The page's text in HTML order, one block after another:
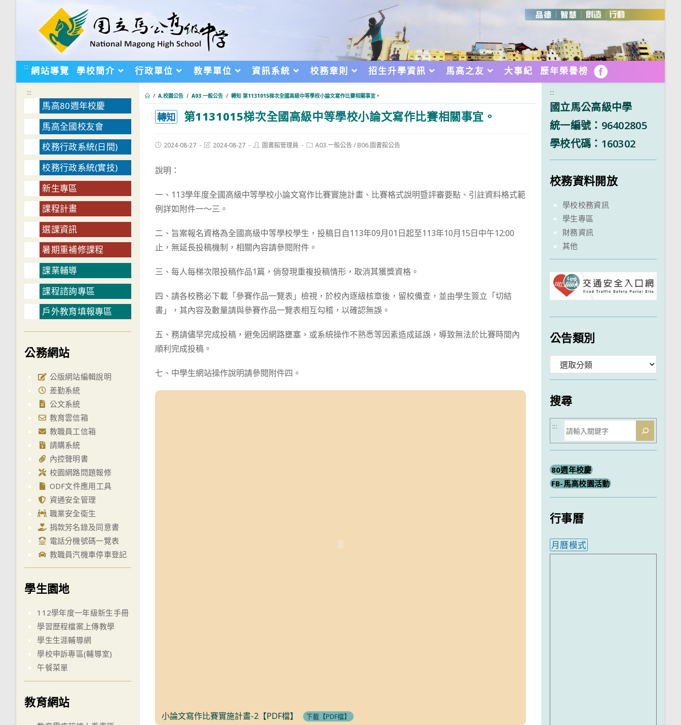
::: 網站導覽 學校簡介 行政單位 教學單位 資訊系統 校務章則 招生升學資訊 馬高之友 大事紀 歷年榮譽榜 FB
/ A.校園公告 / A03.一般公告 / 轉知 第1131015梯次全國高級中等學校小論文寫作比賽相關事宜。
轉知 第1131015梯次全國高級中等學校小論文寫作比賽相關事宜。
Post2024-08-27
Post2024-08-27
Post圖書館管理員
PostA03.一般公告/ B06.圖書館公告
說明：
一、113學年度全國高級中等學校小論文寫作比賽實施計畫、比賽格式說明暨評審要點、引註資料格式範
例詳如附件一～三。
二、旨案報名資格為全國高級中等學校學生，投稿日自113年09月01日起至113年10月15日中午12:00
止，無延長投稿機制，相關內容請參閱附件。
三、每人每梯次限投稿作品1篇，倘發現重複投稿情形，取消其獲獎資格。
四、請各校務必下載「參賽作品一覽表」檢視，於校內逐級核章後，留校備查，並由學生簽立「切結
書」，其內容及數量請與參賽作品一覽表相互勾稽，以確認無誤。
五、務請儘早完成投稿，避免因網路壅塞，或系統操作不熟悉等因素造成延誤，導致無法於比賽時間內
順利完成投稿。
七、中學生網站操作說明請參閱附件四。
小論文寫作比賽實施計畫-2【PDF檔】 下載【PDF檔】
:::
馬高80週年校慶
馬高全國校友會
校務行政系統(日間)
校務行政系統(實技)
新生專區
課程計畫
選課資訊
暑期重補修課程
課業輔導
課程諮詢專區
戶外教育填報專區
公務網站
公版網站編輯說明
差勤系統
公文系統
教育雲信箱
教職員工信箱
請購系統
內控聲明書
校園網路問題報修
ODF文件應用工具
資通安全管理
職業安全衛生
捐款芳名錄及同意書
電話分機號碼一覽表
教職員汽機車停車登記
學生園地
112學年度一年級新生手冊
學習歷程檔案上傳教學
學生生涯輔導網
學校申訴專區(輔導室)
午餐菜單
教育網站
:::
國立馬公高級中學
統一編號：96402805
學校代碼：160302
校務資料開放
學校校務資訊
學生專區
財務資訊
其他
公告類別
類
搜尋
搜
尋
:::
80週年校慶
FB-馬高校園活動
行事曆
月曆模式